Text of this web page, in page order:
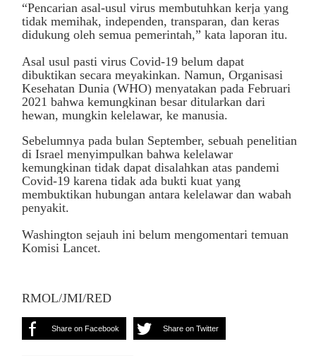
“Pencarian asal-usul virus membutuhkan kerja yang
tidak memihak, independen, transparan, dan keras
didukung oleh semua pemerintah,” kata laporan itu.
Asal usul pasti virus Covid-19 belum dapat
dibuktikan secara meyakinkan. Namun, Organisasi
Kesehatan Dunia (WHO) menyatakan pada Februari
2021 bahwa kemungkinan besar ditularkan dari
hewan, mungkin kelelawar, ke manusia.
Sebelumnya pada bulan September, sebuah penelitian
di Israel menyimpulkan bahwa kelelawar
kemungkinan tidak dapat disalahkan atas pandemi
Covid-19 karena tidak ada bukti kuat yang
membuktikan hubungan antara kelelawar dan wabah
penyakit.
Washington sejauh ini belum mengomentari temuan
Komisi Lancet.
RMOL/JMI/RED
Share on Facebook Share on Twitter